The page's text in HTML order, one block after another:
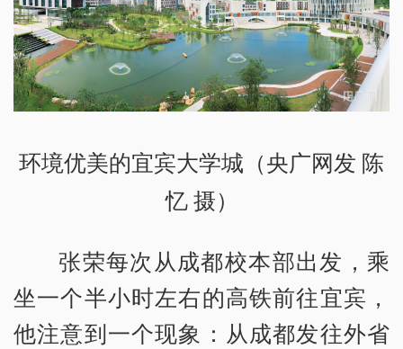
环境优美的宜宾大学城（央广网发 陈
忆 摄）
张荣每次从成都校本部出发，乘
坐一个半小时左右的高铁前往宜宾，
他注意到一个现象：从成都发往外省